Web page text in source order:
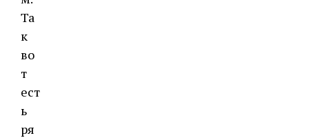
Та
к
во
т
ест
ь
ря